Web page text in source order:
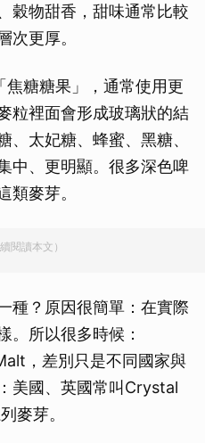
穀物甜香，甜味通常比較
次更厚。
糖糖果」，通常使用更
粒裡面會形成玻璃狀的結
、太妃糖、蜂蜜、黑糖、
中、更明顯。很多深色啤
類麥芽。
閱讀本文）
種？原因很簡單：在實際
。所以很多時候：
，差別只是不同國家與
美國、英國常叫Crystal
麥芽。